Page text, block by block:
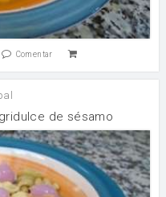
Comentar
de sésamo